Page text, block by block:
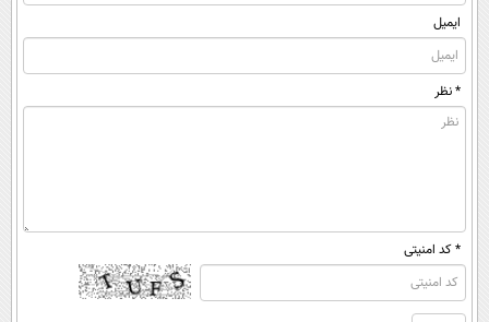
ایمیل
* نظر
* کد امنیتی